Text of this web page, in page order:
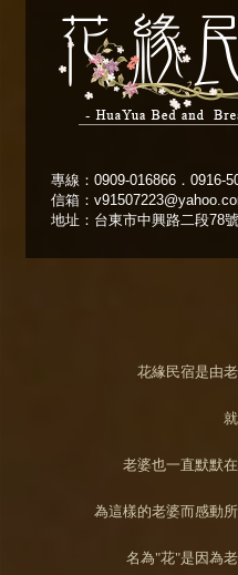
專線：0909-016866．0916-
信箱：
地址：台東市中興路二段78號
花緣民宿是由
老婆也一直默默
為這樣的老婆而感動
名為"花"是因為